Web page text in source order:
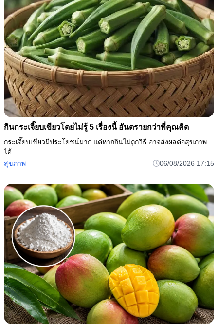
กินกระเจี๊ยบเขียวโดยไม่รู้ 5 เรื่องนี้ อันตรายกว่าที่คุณคิด
กระเจี๊ยบเขียวมีประโยชน์มาก แต่หากกินไม่ถูกวิธี อาจส่งผลต่อสุขภาพ
ได้
สุขภาพ
06/08/2026 17:15